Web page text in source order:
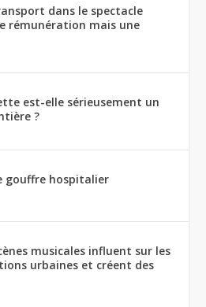
dans le spectacle
rémunération mais une
est-elle sérieusement un
?
gouffre hospitalier
musicales influent sur les
urbaines et créent des